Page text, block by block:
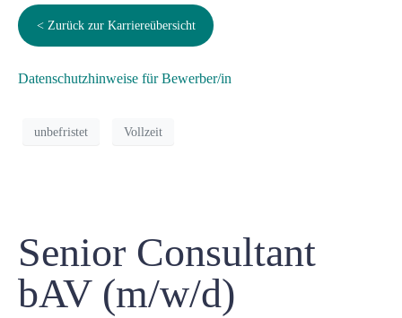
< Zurück zur Karriereübersicht
Datenschutzhinweise für Bewerber/in
unbefristet Vollzeit
Senior Consultant
bAV (m/w/d)